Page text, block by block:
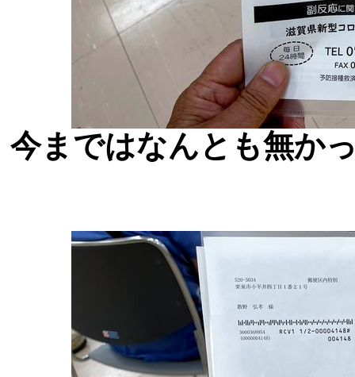
今まではなんとも無か